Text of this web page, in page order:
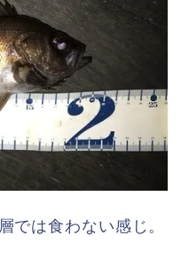
では食わない感じ。